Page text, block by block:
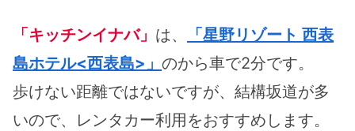
「キッチンイナバ」 は、
「星野リゾート 西表
島ホテル<西表島>」 のから車で2分です。
歩けない距離ではないですが、結構坂道が多
いので、レンタカー利用をおすすめします。